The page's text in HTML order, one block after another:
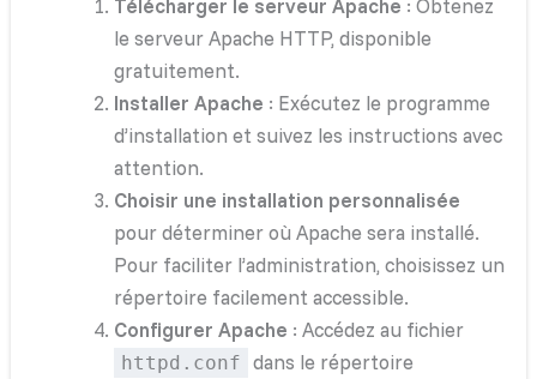
Télécharger le serveur Apache : Obtenez
le serveur Apache HTTP, disponible
gratuitement.
Installer Apache : Exécutez le programme
d’installation et suivez les instructions avec
attention.
Choisir une installation personnalisée
pour déterminer où Apache sera installé.
Pour faciliter l’administration, choisissez un
répertoire facilement accessible.
Configurer Apache : Accédez au fichier
httpd.conf dans le répertoire